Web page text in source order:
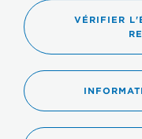
VÉRIFIER